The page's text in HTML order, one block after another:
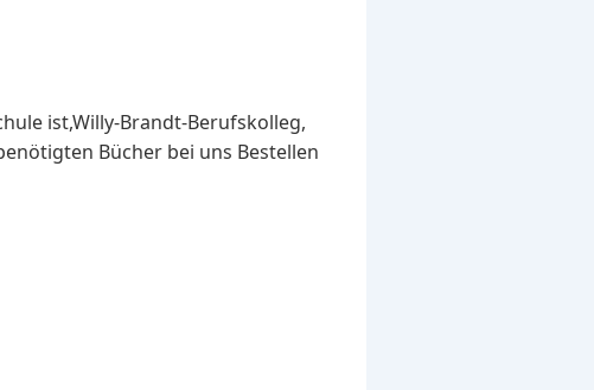
ist,Willy-Brandt-Berufskolleg,
Bücher bei uns Bestellen